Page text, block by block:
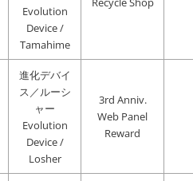
Evolution
Device /
Tamahime
進化デバイ
ス／ルーシ
ャー
Evolution
Device /
Losher
3rd Anniv.
Web Panel
Reward